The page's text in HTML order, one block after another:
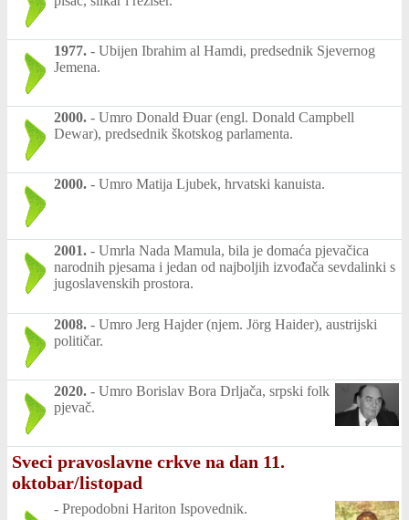
1977. - Ubijen Ibrahim al Hamdi, predsednik Sjevernog
Jemena.
2000. - Umro Donald Đuar (engl. Donald Campbell
Dewar), predsednik škotskog parlamenta.
2000. - Umro Matija Ljubek, hrvatski kanuista.
2001. - Umrla Nada Mamula, bila je domaća pjevačica
narodnih pjesama i jedan od najboljih izvođača sevdalinki s
jugoslavenskih prostora.
2008. - Umro Jerg Hajder (njem. Jörg Haider), austrijski
političar.
2020. - Umro Borislav Bora Drljača, srpski folk
pjevač.
Sveci pravoslavne crkve na dan 11.
oktobar/listopad
- Prepodobni Hariton Ispovednik.